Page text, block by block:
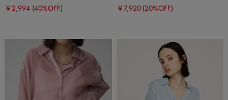
￥2,994 (40%OFF)
￥7,920 (20%OFF)